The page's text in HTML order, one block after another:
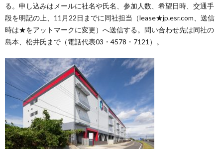
る。申し込みはメールに社名や氏名、参加人数、希望日時、交通手
段を明記の上、11月22日までに同社担当（lease★jp.esr.com、送信
時は★をアットマークに変更）へ送信する。問い合わせ先は同社の
島本、松井氏まで（電話代表03・4578・7121）。